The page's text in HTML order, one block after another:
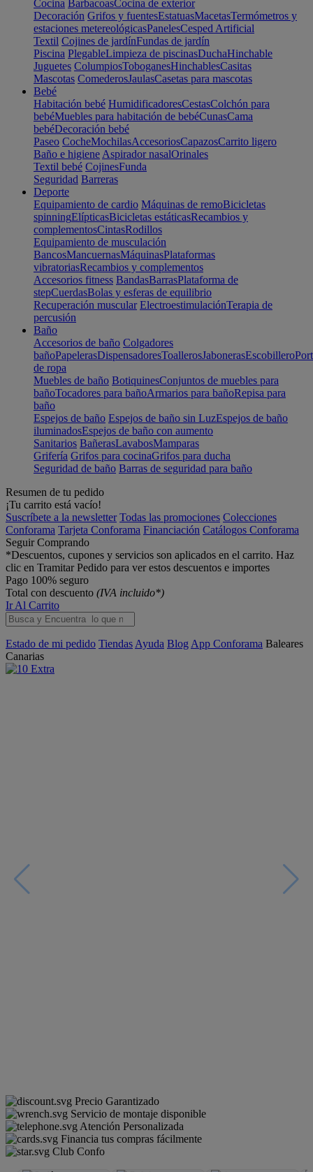
Cocina BarbacoasCocina de exterior
Decoración Grifos y fuentesEstatuasMacetasTermómetros y
estaciones metereológicasPanelesCesped Artificial
Textil Cojines de jardínFundas de jardín
Piscina PlegableLimpieza de piscinasDuchaHinchable
Juguetes ColumpiosToboganesHinchablesCasitas
Mascotas ComederosJaulasCasetas para mascotas
Bebé
Habitación bebé HumidificadoresCestasColchón para
bebéMuebles para habitación de bebéCunasCama
bebéDecoración bebé
Paseo CocheMochilasAccesoriosCapazosCarrito ligero
Baño e higiene Aspirador nasalOrinales
Textil bebé CojinesFunda
Seguridad Barreras
Deporte
Equipamiento de cardio Máquinas de remoBicicletas
spinningElípticasBicicletas estáticasRecambios y
complementosCintasRodillos
Equipamiento de musculación
BancosMancuernasMáquinasPlataformas
vibratoriasRecambios y complementos
Accesorios fitness BandasBarrasPlataforma de
stepCuerdasBolas y esferas de equilibrio
Recuperación muscular ElectroestimulaciónTerapia de
percusión
Baño
Accesorios de baño Colgadores
bañoPapelerasDispensadoresToallerosJabonerasEscobillero
de ropa
Muebles de baño BotiquinesConjuntos de muebles para
bañoTocadores para bañoArmarios para bañoRepisa para
baño
Espejos de baño Espejos de baño sin LuzEspejos de baño
iluminadosEspejos de baño con aumento
Sanitarios BañerasLavabosMamparas
Grifería Grifos para cocinaGrifos para ducha
Seguridad de baño Barras de seguridad para baño
Resumen de tu pedido
¡Tu carrito está vacío!
Suscríbete a la newsletter Todas las promociones Colecciones
Conforama Tarjeta Conforama Financiación Catálogos Conforama
Seguir Comprando
*Descuentos, cupones y servicios son aplicados en el carrito. Haz
clic en Tramitar Pedido para ver estos descuentos e importes
Pago 100% seguro
Total con descuento (IVA incluido*)
Ir Al Carrito
Estado de mi pedido Tiendas Ayuda Blog App Conforama Baleares
Canarias
Precio Garantizado
Servicio de montaje disponible
Atención Personalizada
Financia tus compras fácilmente
Club Confo